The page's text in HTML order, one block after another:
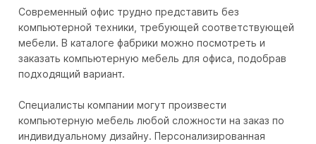
Современный офис трудно представить без
компьютерной техники, требующей соответствующей
мебели. В каталоге фабрики можно посмотреть и
заказать компьютерную мебель для офиса, подобрав
подходящий вариант.
Специалисты компании могут произвести
компьютерную мебель любой сложности на заказ по
индивидуальному дизайну. Персонализированная